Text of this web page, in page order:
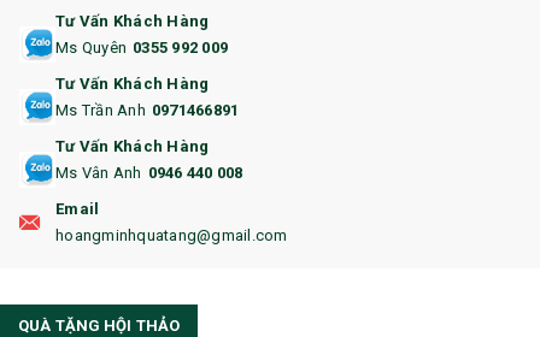
15. BỘ BẤM MÓNG
16. BAO HỘ CHIẾU
18. ẤM CHÉN QUÀ TẶNG
19. ĐỒNG HỒ TREO TƯỜNG
22. ĐỒNG HỒ ĐỂ BÀN
Tư Vấn Khách Hàng
Ms Quyên 0355 992 009
Tư Vấn Khách Hàng
Ms Trần Anh 0971466891
Tư Vấn Khách Hàng
Ms Vân Anh 0946 440 008
Email
hoangminhquatang@gmail.com
QUÀ TẶNG HỘI THẢO